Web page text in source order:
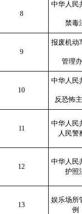
8
中华人民
禁毒
9
报废机动
管理
10
中华人民
反恐怖
11
中华人民
人民警
12
中华人民
护照
13
娱乐场所
例